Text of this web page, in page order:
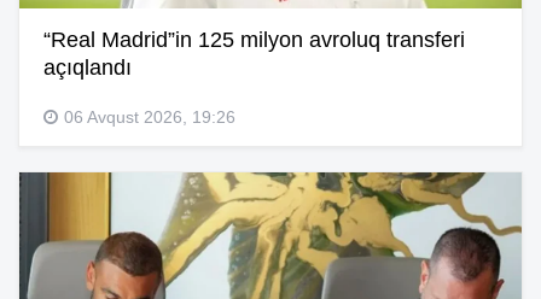
“Real Madrid”in 125 milyon avroluq transferi
açıqlandı
06 Avqust 2026, 19:26